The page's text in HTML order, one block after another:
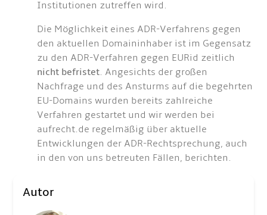
Autor
Institutionen zutreffen wird.
Die Möglichkeit eines ADR-Verfahrens gegen
den aktuellen Domaininhaber ist im Gegensatz
zu den ADR-Verfahren gegen EURid zeitlich
nicht befristet. Angesichts der großen
Nachfrage und des Ansturms auf die begehrten
EU-Domains wurden bereits zahlreiche
Verfahren gestartet und wir werden bei
aufrecht.de regelmäßig über aktuelle
Entwicklungen der ADR-Rechtsprechung, auch
in den von uns betreuten Fällen, berichten.